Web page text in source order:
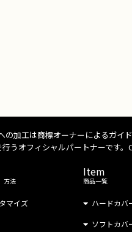
加工は商標オーナーによるガイド
うオフィシャルパートナーです
方法
マイズ
Item
商品一覧
ハードカバ
ソフトカバ